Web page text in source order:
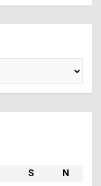
S
N